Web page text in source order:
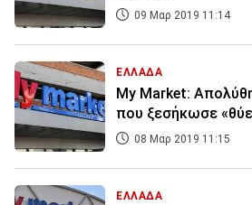
09 Μαρ 2019 11:14
ΕΛΛΑΔΑ
My Market:
που ξεσήκωσε
08 Μαρ 2019 11:15
ΕΛΛΑΔΑ